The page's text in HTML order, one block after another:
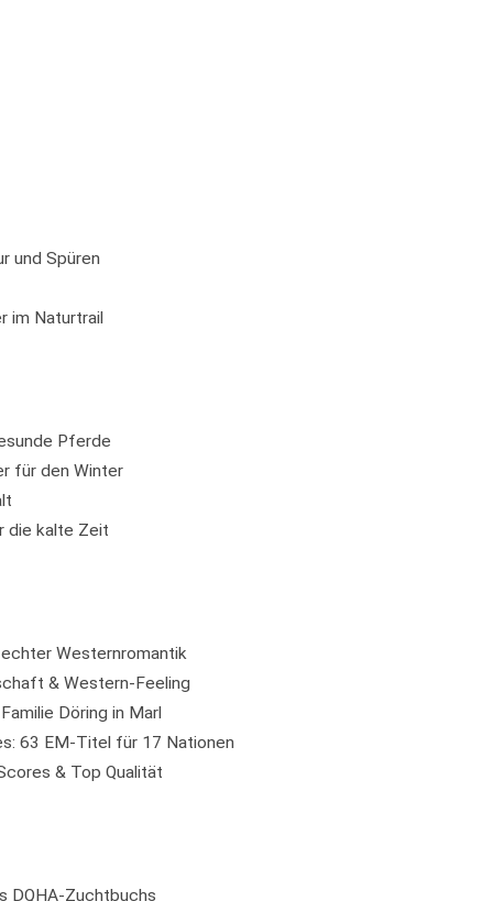
und Spüren
im Naturtrail
Pferde
für den Winter
die kalte Zeit
Westernromantik
& Western-Feeling
Döring in Marl
63 EM-Titel für 17 Nationen
& Top Qualität
DQHA-Zuchtbuchs